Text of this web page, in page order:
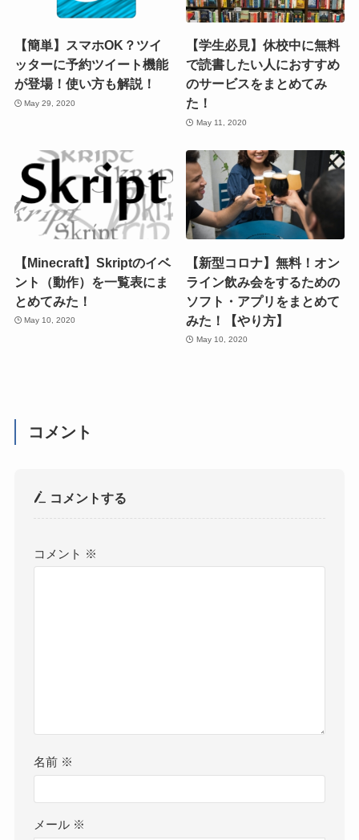
【簡単】スマホOK？ツイ
ッターに予約ツイート機能
が登場！使い方も解説！
May 29, 2020
【学生必見】休校中に無料
で読書したい人におすすめ
のサービスをまとめてみ
た！
May 11, 2020
【Minecraft】Skriptのイベ
ント（動作）を一覧表にま
とめてみた！
May 10, 2020
【新型コロナ】無料！オン
ライン飲み会をするための
ソフト・アプリをまとめて
みた！【やり方】
May 10, 2020
コメント
コメントする
コメント ※
名前 ※
メール ※